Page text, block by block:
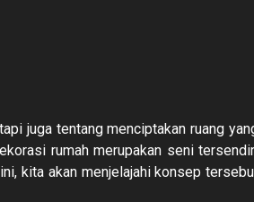
juga tentang menciptakan ruang
rumah merupakan seni
kita akan menjelajahi konsep